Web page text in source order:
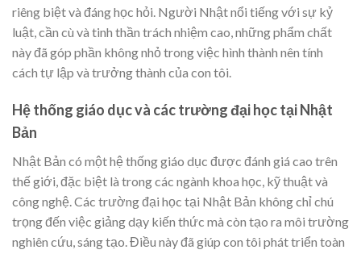
riêng biệt và đáng học hỏi. Người Nhật nổi tiếng với sự kỷ
luật, cần cù và tinh thần trách nhiệm cao, những phẩm chất
này đã góp phần không nhỏ trong việc hình thành nên tính
cách tự lập và trưởng thành của con tôi.
Hệ thống giáo dục và các trường đại học tại Nhật
Bản
Nhật Bản có một hệ thống giáo dục được đánh giá cao trên
thế giới, đặc biệt là trong các ngành khoa học, kỹ thuật và
công nghệ. Các trường đại học tại Nhật Bản không chỉ chú
trọng đến việc giảng dạy kiến thức mà còn tạo ra môi trường
nghiên cứu, sáng tạo. Điều này đã giúp con tôi phát triển toàn